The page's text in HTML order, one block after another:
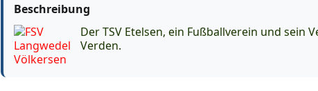
Beschreibung
Der TSV Etelsen, ein Fußballverein und sein
Verden.